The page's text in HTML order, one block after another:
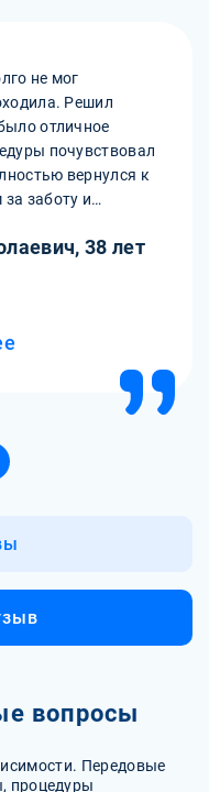
не мог
Решил
отличное
почувствовал
вернулся к
заботу и
38 лет
вопросы
Передовые
процедуры